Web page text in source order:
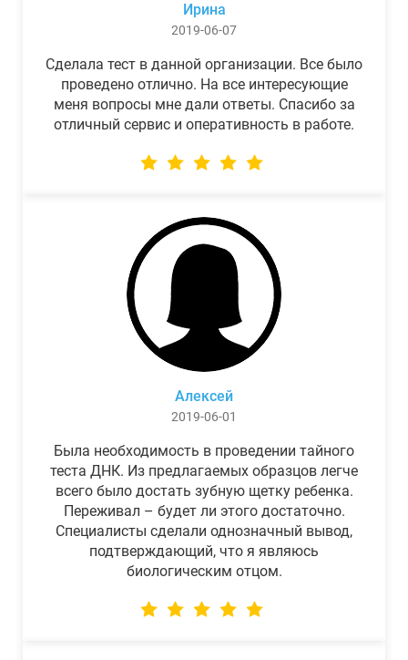
Ирина
2019-06-07
Сделала тест в данной организации. Все было
проведено отлично. На все интересующие
меня вопросы мне дали ответы. Спасибо за
отличный сервис и оперативность в работе.
Алексей
2019-06-01
Была необходимость в проведении тайного
теста ДНК. Из предлагаемых образцов легче
всего было достать зубную щетку ребенка.
Переживал – будет ли этого достаточно.
Специалисты сделали однозначный вывод,
подтверждающий, что я являюсь
биологическим отцом.